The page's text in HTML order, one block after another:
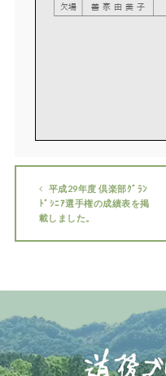
欠場
善 家 由 美 子
平成29年度 倶楽部ｸﾞﾗﾝ
ﾄﾞｼﾆｱ選手権の成績表を掲
載しました。